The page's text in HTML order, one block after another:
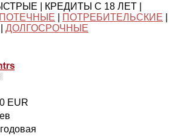
| КРЕДИТЫ С 18 ЛЕТ |
ПОТРЕБИТЕЛЬСКИЕ
ДОЛГОСРОЧНЫЕ
EUR